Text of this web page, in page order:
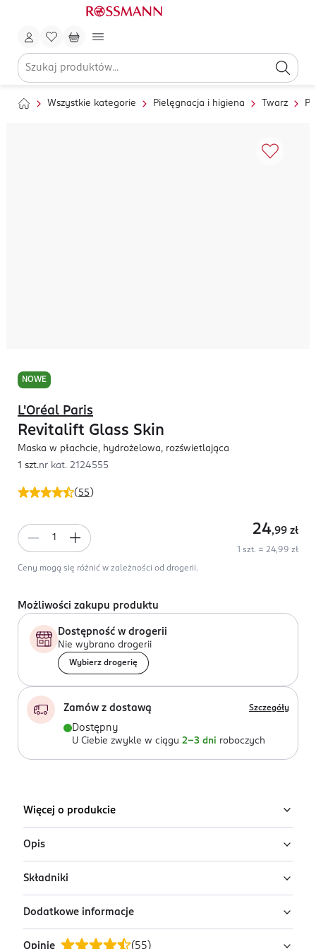
Wszystkie kategorie Pielęgnacja i higiena Twarz
NOWE
( 55 )
L'Oréal Paris
Revitalift Glass Skin
Maska w płachcie, hydrożelowa, rozświetlająca
1 szt.nr kat. 2124555
24,99 zł
1 szt. = 24,99 zł
Ceny mogą się różnić w zależności od drogerii.
Możliwości zakupu produktu
Dostępność w drogerii
Nie wybrano drogerii
Wybierz drogerię
Zamów z dostawą Szczegóły
Dostępny
U Ciebie zwykle w ciągu 2-3 dni roboczych
Więcej o produkcie
Opis
Hydrożelowa maska rozświetlająca L’Oréal
Paris Revitalift Glass Skin Hydrogel Glow
Mask
Hydrożelowa maska inspirowana koreańską
Składniki
Ingredients: : AQUA, GLYCERIN, COCOS NUCIFERA OIL,
CHONDRUS CRISPUS POWDER, GLYCERETH-26,
Dodatkowe informacje
Opinie (55 )